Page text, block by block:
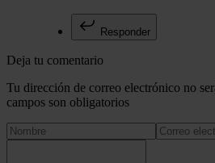
Responder
Deja tu comentario
Tu dirección de correo electrónico no
campos son obligatorios